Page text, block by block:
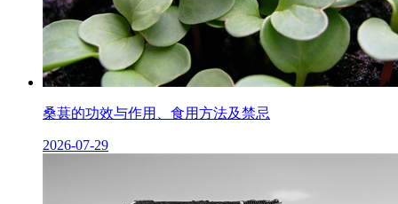
桑葚的功效与作用、食用方法及禁忌
2026-07-29